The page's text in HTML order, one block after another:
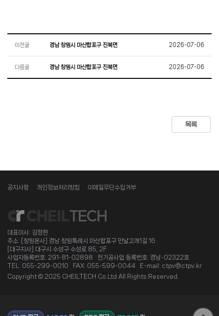
이전글 경남 창원시 마산합포구 진북면 2026-07-06
다음글 경남 창원시 마산합포구 진북면 2026-07-06
목록
공지사항 개인정보처리방침 이메일무단수집거부
대표이사: 김정현
주소: [창원본사] 경남 창원특례시 마산합포구 만날고개1길 16
[대구지사] 대구시 수성구 수성로 85, 2F
사업자등록번호: 291-81-02898 전기공사업 등록번호: 경남-02322호
TEL: 055-299-0010 FAX: 055-599-0044 E-mail: ctpv@ctpv.kr
Copyright © 2025 CHEILTECH Co.Ltd All Rights Reserved.